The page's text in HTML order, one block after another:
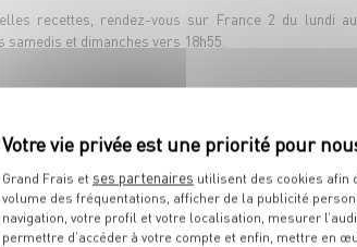
recettes, rendez-vous sur France 2 du lundi au
et dimanches vers 18h55.
NOS IDÉES
Grand Frais et ses partenaires utilisent des cookies afin
volume des fréquentations, afficher de la publicité
navigation, votre profil et votre localisation, mesurer
permettre d’accéder à votre compte et enfin, mettre en